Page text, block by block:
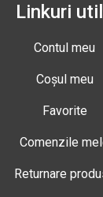
Linkuri
Contul meu
Coșul meu
Favorite
Comenzile
Returnare